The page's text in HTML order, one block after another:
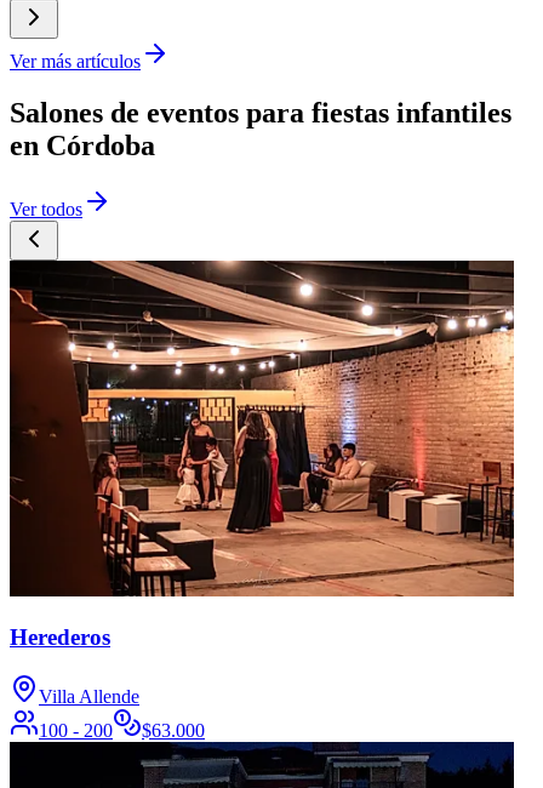
Ver más artículos
Salones de eventos para fiestas infantiles
en Córdoba
Ver todos
Herederos
Villa Allende
100 - 200
$63.000